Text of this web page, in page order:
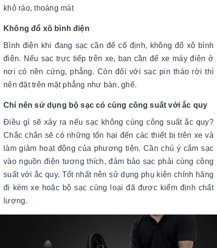
khô ráo, thoáng mát
Không đổ xô bình điện
Bình điện khi đang sạc cần để cố định, không đổ xô bình
điện. Nếu sạc trực tiếp trên xe, bạn cần để xe máy điện ở
nơi có nền cứng, phẳng. Còn đối với sạc pin tháo rời thì
nên đặt trên mặt phẳng như bàn, ghế.
Chỉ nên sử dụng bộ sạc có cùng công suất với ắc quy
Điều gì sẽ xảy ra nếu sạc không cùng công suất ắc quy?
Chắc chắn sẽ có những tổn hại đến các thiết bị trên xe và
làm giảm hoạt động của phương tiện. Cần chú ý cắm sạc
vào nguồn điện tương thích, đảm bảo sạc phải cùng công
suất với ắc quy. Tốt nhất nên sử dụng phụ kiện chính hãng
đi kèm xe hoặc bộ sạc cùng loại đã được kiểm định chất
lượng.